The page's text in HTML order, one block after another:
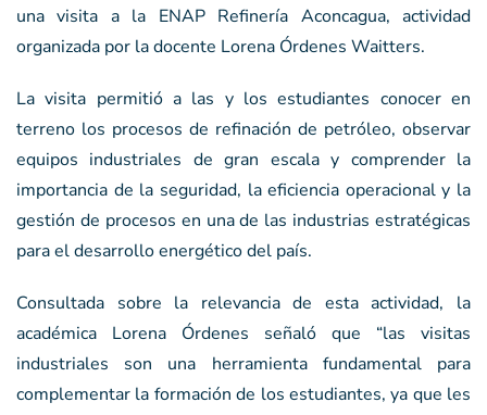
una visita a la ENAP Refinería Aconcagua, actividad
organizada por la docente Lorena Órdenes Waitters.
La visita permitió a las y los estudiantes conocer en
terreno los procesos de refinación de petróleo, observar
equipos industriales de gran escala y comprender la
importancia de la seguridad, la eficiencia operacional y la
gestión de procesos en una de las industrias estratégicas
para el desarrollo energético del país.
Consultada sobre la relevancia de esta actividad, la
académica Lorena Órdenes señaló que “las visitas
industriales son una herramienta fundamental para
complementar la formación de los estudiantes, ya que les